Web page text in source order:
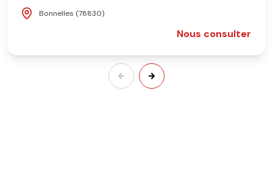
Bonnelles (78830)
Nous consulter